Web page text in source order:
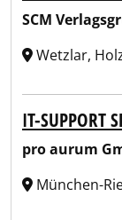
SCM
Wetzlar,
IT-SUPPORT
pro aurum
München-